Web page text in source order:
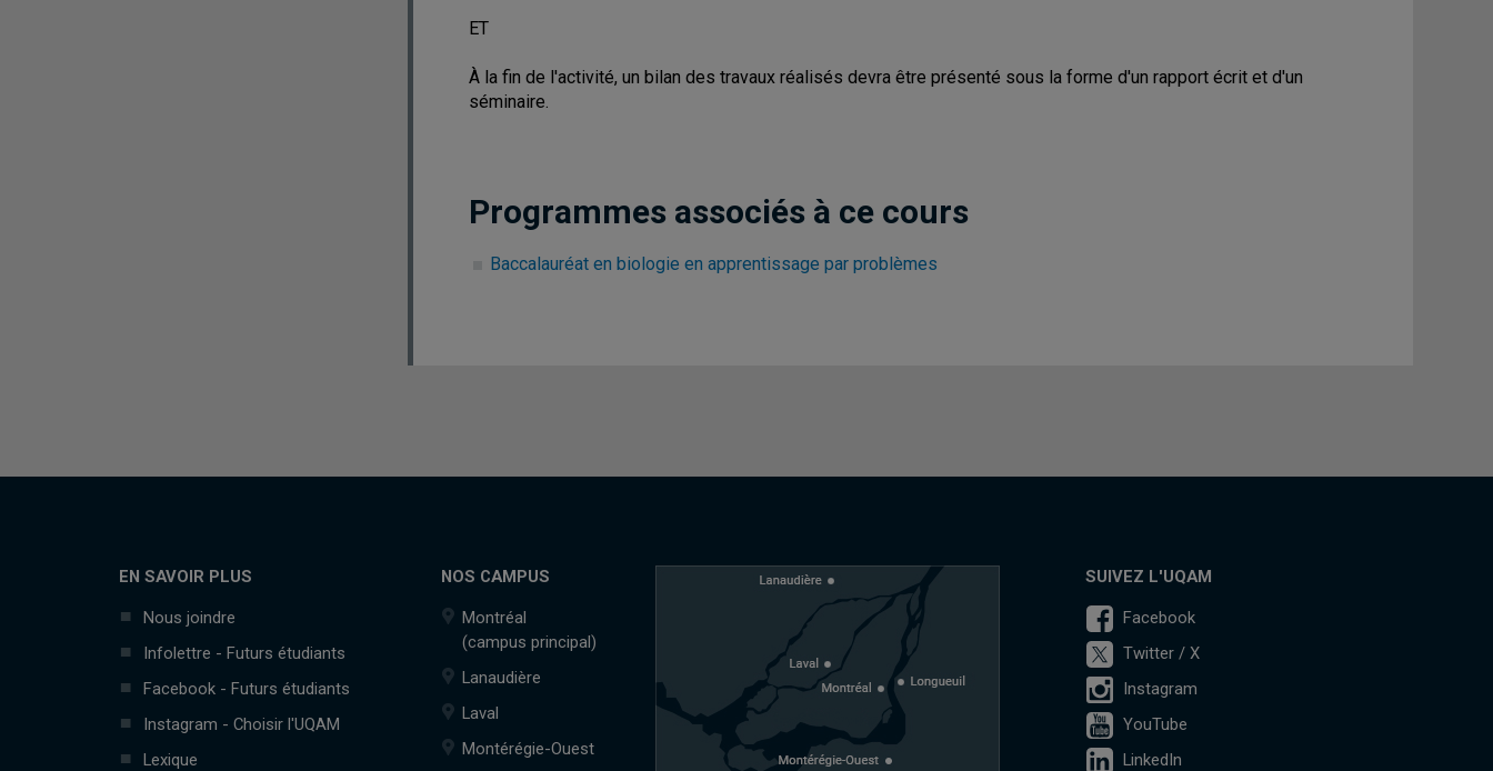
ET
À la fin de l'activité, un bilan des travaux réalisés devra être présenté sous la forme d'un rapport écrit et d'un
séminaire.
Programmes associés à ce cours
Baccalauréat en biologie en apprentissage par problèmes
EN SAVOIR PLUS
Nous joindre
Infolettre - Futurs étudiants
Facebook - Futurs étudiants
Instagram - Choisir l'UQAM
Lexique
NOS CAMPUS
Montréal
(campus principal)
Lanaudière
Laval
Montérégie-Ouest
SUIVEZ L'UQAM
Facebook
Twitter / X
Instagram
YouTube
LinkedIn